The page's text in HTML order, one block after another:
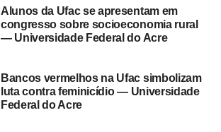
Alunos da Ufac se apresentam em
congresso sobre socioeconomia rural
— Universidade Federal do Acre
Bancos vermelhos na Ufac simbolizam
luta contra feminicídio — Universidade
Federal do Acre